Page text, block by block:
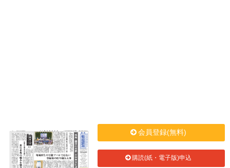
会員登録(無料)
購読(紙・電子版)申込